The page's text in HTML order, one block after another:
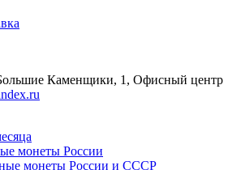
Каменщики, 1, Офисный центр
монеты России
монеты России и СССР